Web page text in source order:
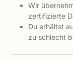
Wir
zertifizierte
Du erhältst
zu schlecht